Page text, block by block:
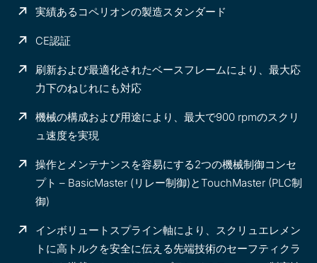
実績あるコペリオンの製造スタンダード
CE認証
刷新および最適化されたベースフレームにより、最大応
力下のねじれにも対応
機械の構成および用途により、最大で900 rpmのスクリ
ュ速度を実現
操作とメンテナンスを容易にする2つの機械制御コンセ
プト – BasicMaster (リレー制御)とTouchMaster (PLC制
御)
インボリュートスプライン軸により、スクリュエレメン
トに高トルクを安全に伝える先端技術のセーフティクラ